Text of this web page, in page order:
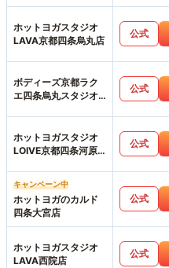
ホットヨガスタジオ
LAVA京都四条烏丸店
公式
ボディーズ京都ラク
エ四条烏丸スタジオ
公式
ホットヨガスタジオ
LOIVE京都四条河原
公式
キャンペーン中
ホットヨガのカルド
四条大宮店
公式
ホットヨガスタジオ
LAVA西院店
公式